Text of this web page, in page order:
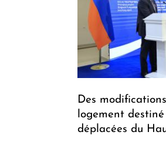
Des
logement
déplacées du